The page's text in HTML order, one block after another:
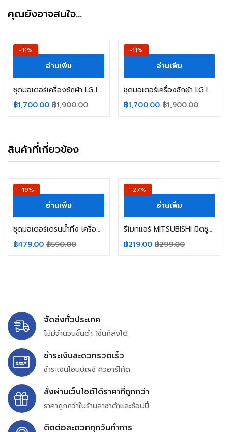
คุณยังอาจสนใจ…
-11%
อ่านเพิ่ม
ชุดมอเตอร์เครื่องซักผ้า LG INVERTER Part. 90Y4AL ขนาด 30cm Washing Machine Motor Stator อะไหล่เครื่องซักผ้า
฿1,700.00 ฿1,900.00
-11%
อ่านเพิ่ม
ชุดมอเตอร์เครื่องซักผ้า LG INVERTER Part. 90Y4AL ขนาด 30cm Washing Machine Motor Stator อะไหล่เครื่องซักผ้า
฿1,700.00 ฿1,900.00
สินค้าที่เกี่ยวข้อง
-19%
อ่านเพิ่ม
ชุดมอเตอร์เดรนน้ำทิ้ง เครื่องซักผ้า HITACHI ฮิตาชิ รุ่น DM-24 5W AC220-240V 50/60Hz อะไหล่เครื่องซักผ้า
฿479.00 ฿590.00
-27%
อ่านเพิ่ม
รีโมทแอร์ MITSUBISHI มิตซูบิชิ รุ่น Mr.Slim ECONO MP07 MP07A MH08B M09 FG09 MH12A อะไหล่แอร์
฿219.00 ฿299.00
จัดส่งทั่วประเทศ
ไม่มีจำนวนขั้นต่ำ 1ชิ้นก็ส่งได้
ชำระเงินสะดวกรวดเร็ว
ชำระเงินโอนบัญชี คิวอาร์โค้ด
สั่งผ่านเว็บไซต์ได้ราคาที่ถูกกว่า
ราคาถูกกว่าในร้านลาซาด้าและช้อปปี้
ติดต่อสะดวกทุกวันทำการ